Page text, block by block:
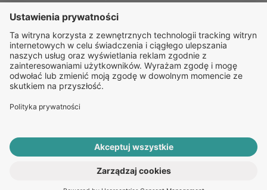
ROZPOCZNIJ E-KONSULTACJĘ
Organizator udzielania świadczeń telemedycznych jest
podmiotem leczniczym w rozumieniu ustawy z dnia 15
kwietnia 2011 roku o działalności leczniczej, wpisanym do
rejestru podmiotów wykonujących działalność leczniczą pod
numerem: 000000229172.